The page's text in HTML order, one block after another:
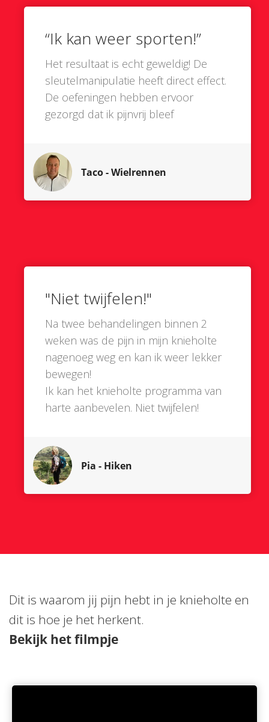
“Ik kan weer sporten!”
Het resultaat is echt geweldig! De
sleutelmanipulatie heeft direct effect.
De oefeningen hebben ervoor
gezorgd dat ik pijnvrij bleef
Taco- Wielrennen
"Niet twijfelen!"
Na twee behandelingen binnen 2
weken was de pijn in mijn knieholte
nagenoeg weg en kan ik weer lekker
bewegen!
Ik kan het knieholte programma van
harte aanbevelen. Niet twijfelen!
Pia - Hiken
Dit is waarom jij pijn hebt in je knieholte en
dit is hoe je het herkent.
Bekijk het filmpje